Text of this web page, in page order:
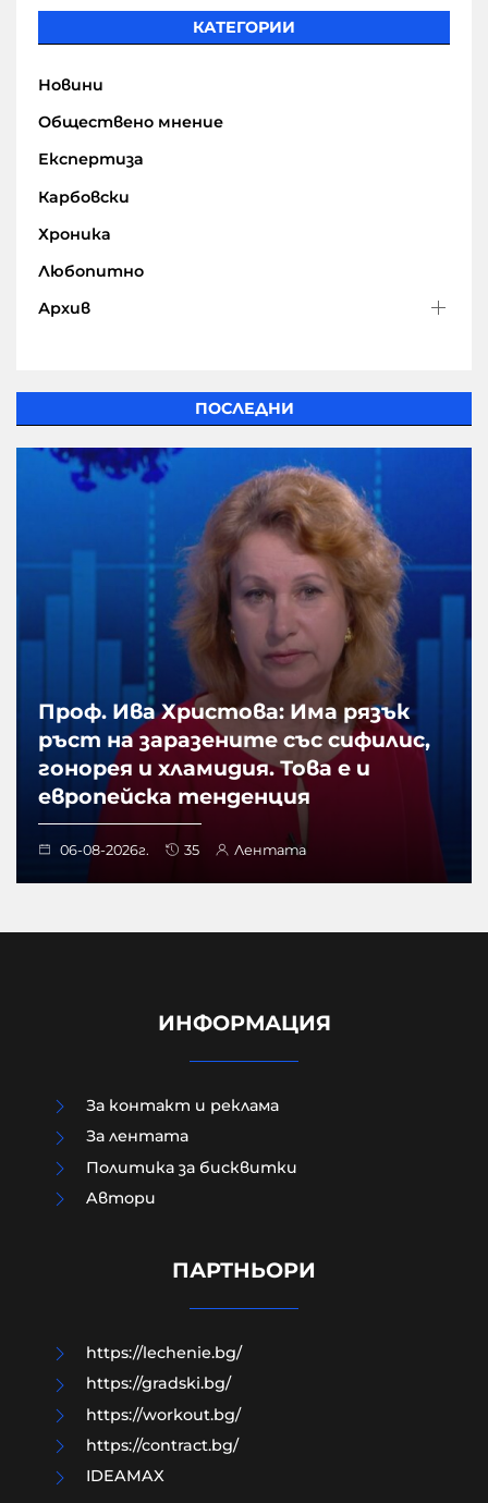
КАТЕГОРИИ
Новини
Обществено мнение
Експертиза
Карбовски
Хроника
Любопитно
Архив
ПОСЛЕДНИ
Проф. Ива Христова: Има рязък
ръст на заразените със сифилис,
гонорея и хламидия. Това е и
европейска тенденция
06-08-2026г. 35 Лентата
Модернизацията на бойната ни
години нехайство и саботажи
ИНФОРМАЦИЯ
За контакт и реклама
За лентата
Политика за бисквитки
Aвтори
ПАРТНЬОРИ
https://lechenie.bg/
https://gradski.bg/
https://workout.bg/
https://contract.bg/
IDEAMAX